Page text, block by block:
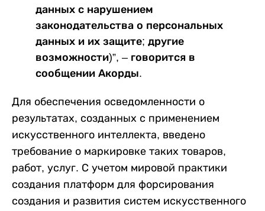
данных с нарушением
законодательства о персональных
данных и их защите; другие
возможности)”, – говорится в
сообщении Акорды.
Для обеспечения осведомленности о
результатах, созданных с применением
искусственного интеллекта, введено
требование о маркировке таких товаров,
работ, услуг. С учетом мировой практики
создания платформ для форсирования
создания и развития систем искусственного